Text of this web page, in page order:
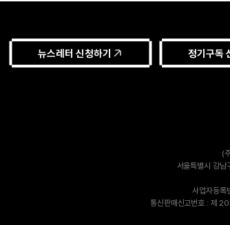
뉴스레터 신청하기 정기구독
(
서울특별시 강
사업자등
통신판매신고번호 : 제